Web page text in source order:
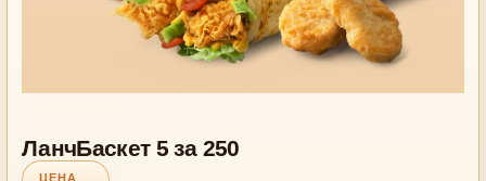
ЛанчБаскет 5 за 250